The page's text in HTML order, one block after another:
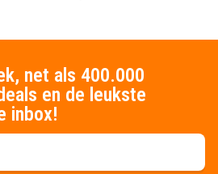
net als 400.000
en de leukste
inbox!